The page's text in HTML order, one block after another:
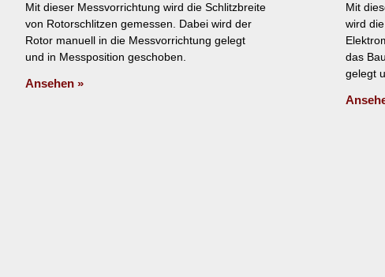
Mit dieser Messvorrichtung wird die Schlitzbreite
von Rotorschlitzen gemessen. Dabei wird der
Rotor manuell in die Messvorrichtung gelegt
und in Messposition geschoben.
Ansehen »
Mit
wird
das
gelegt